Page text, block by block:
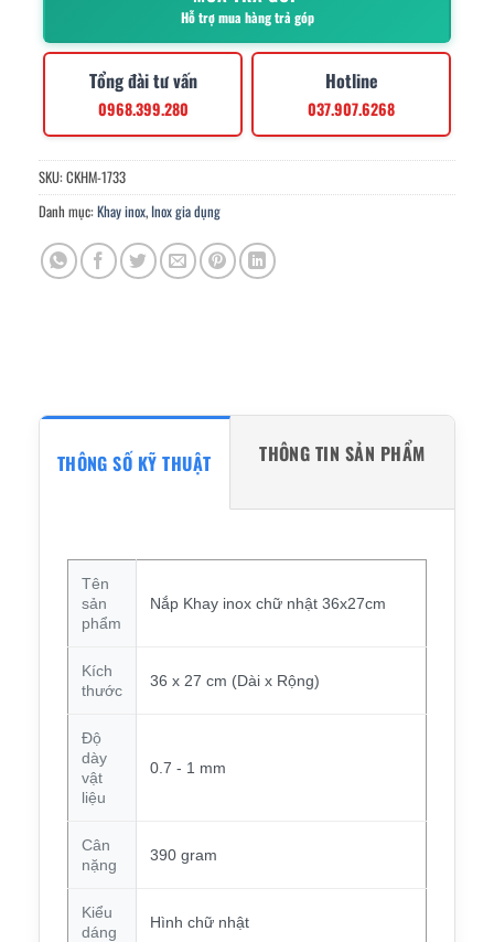
Hỗ trợ mua hàng trả góp
Tổng đài tư vấn
0968.399.280
Hotline
037.907.6268
SKU: CKHM-1733
Danh mục: Khay inox, Inox gia dụng
THÔNG SỐ KỸ THUẬT THÔNG TIN SẢN PHẨM
Tên
sản
phẩm
Nắp Khay inox chữ nhật 36x27cm
Kích
thước
36 x 27 cm (Dài x Rộng)
Độ
dày
vật
liệu
0.7 - 1 mm
Cân
nặng
390 gram
Kiểu
dáng
Hình chữ nhật